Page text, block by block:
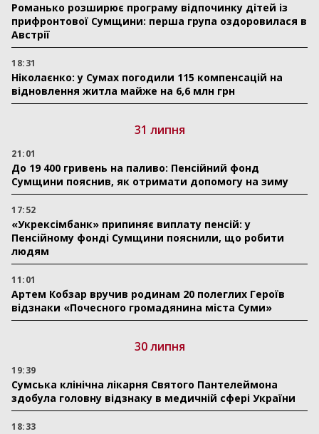
Романько розширює програму відпочинку дітей із
прифронтової Сумщини: перша група оздоровилася в
Австрії
18:31
Ніколаєнко: у Сумах погодили 115 компенсацій на
відновлення житла майже на 6,6 млн грн
31 липня
21:01
До 19 400 гривень на паливо: Пенсійний фонд
Сумщини пояснив, як отримати допомогу на зиму
17:52
«Укрексімбанк» припиняє виплату пенсій: у
Пенсійному фонді Сумщини пояснили, що робити
людям
11:01
Артем Кобзар вручив родинам 20 полеглих Героїв
відзнаки «Почесного громадянина міста Суми»
30 липня
19:39
Сумська клінічна лікарня Святого Пантелеймона
здобула головну відзнаку в медичній сфері України
18:33